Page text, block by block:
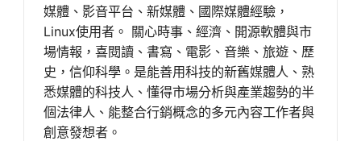
媒體、影音平台、新媒體、國際媒體經驗，
Linux使用者。 關心時事、經濟、開源軟體與市
場情報，喜閱讀、書寫、電影、音樂、旅遊、歷
史，信仰科學。是能善用科技的新舊媒體人、熟
悉媒體的科技人、懂得市場分析與產業趨勢的半
個法律人、能整合行銷概念的多元內容工作者與
創意發想者。